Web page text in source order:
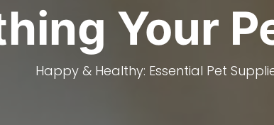
Your
Happy & Healthy: Essential Pet